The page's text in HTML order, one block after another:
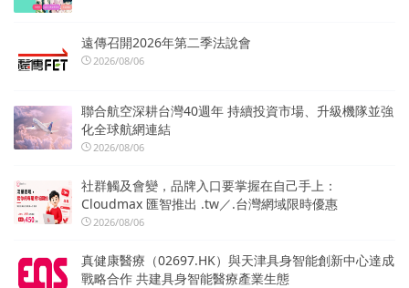
遠傳召開2026年第二季法說會
2026/08/06
聯合航空深耕台灣40週年 持續投資市場、升級機隊並強
化全球航網連結
2026/08/06
社群觸及會變，品牌入口要掌握在自己手上：
Cloudmax 匯智推出 .tw／.台灣網域限時優惠
2026/08/06
真健康醫療（02697.HK）與天津具身智能創新中心達成
戰略合作 共建具身智能醫療產業生態